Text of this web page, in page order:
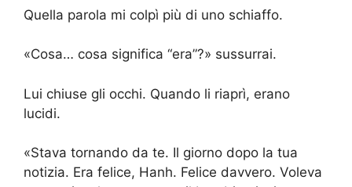
Quella parola mi colpì più di uno schiaffo.
«Cosa… cosa significa “era”?» sussurrai.
Lui chiuse gli occhi. Quando li riaprì, erano
lucidi.
«Stava tornando da te. Il giorno dopo la tua
notizia. Era felice, Hanh. Felice davvero. Voleva